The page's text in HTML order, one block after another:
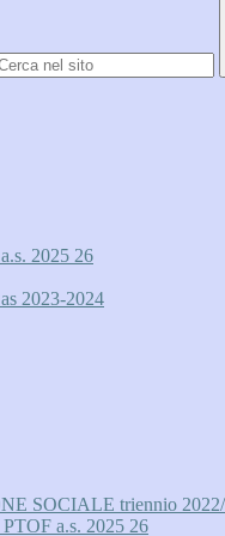
2025 26
2023-2024
SOCIALE triennio
a.s. 2025 26